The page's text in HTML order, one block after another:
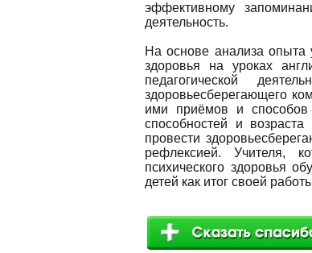
эффективному
деятельность.
На основе анализа опыта
здоровья на уроках
педагогической
здоровьесберегающего
ими приёмов и способов
способностей и
провести
рефлексией. Учителя,
психического здоровья
детей как итог своей